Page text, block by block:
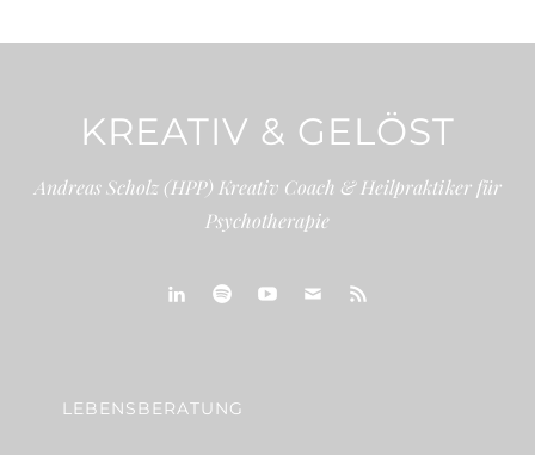
KREATIV & GELÖST
Andreas Scholz (HPP) Kreativ Coach & Heilpraktiker für
Psychotherapie
LEBENSBERATUNG